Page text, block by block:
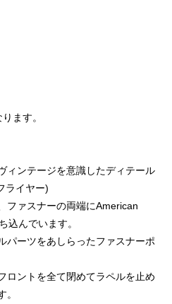
ます。
ィンテージを意識したディテール
ライヤー)
ファスナーの両端にAmerican
込んでいます。
パーツをあしらったファスナーポ
ロントを全て閉めてラペルを止め
。